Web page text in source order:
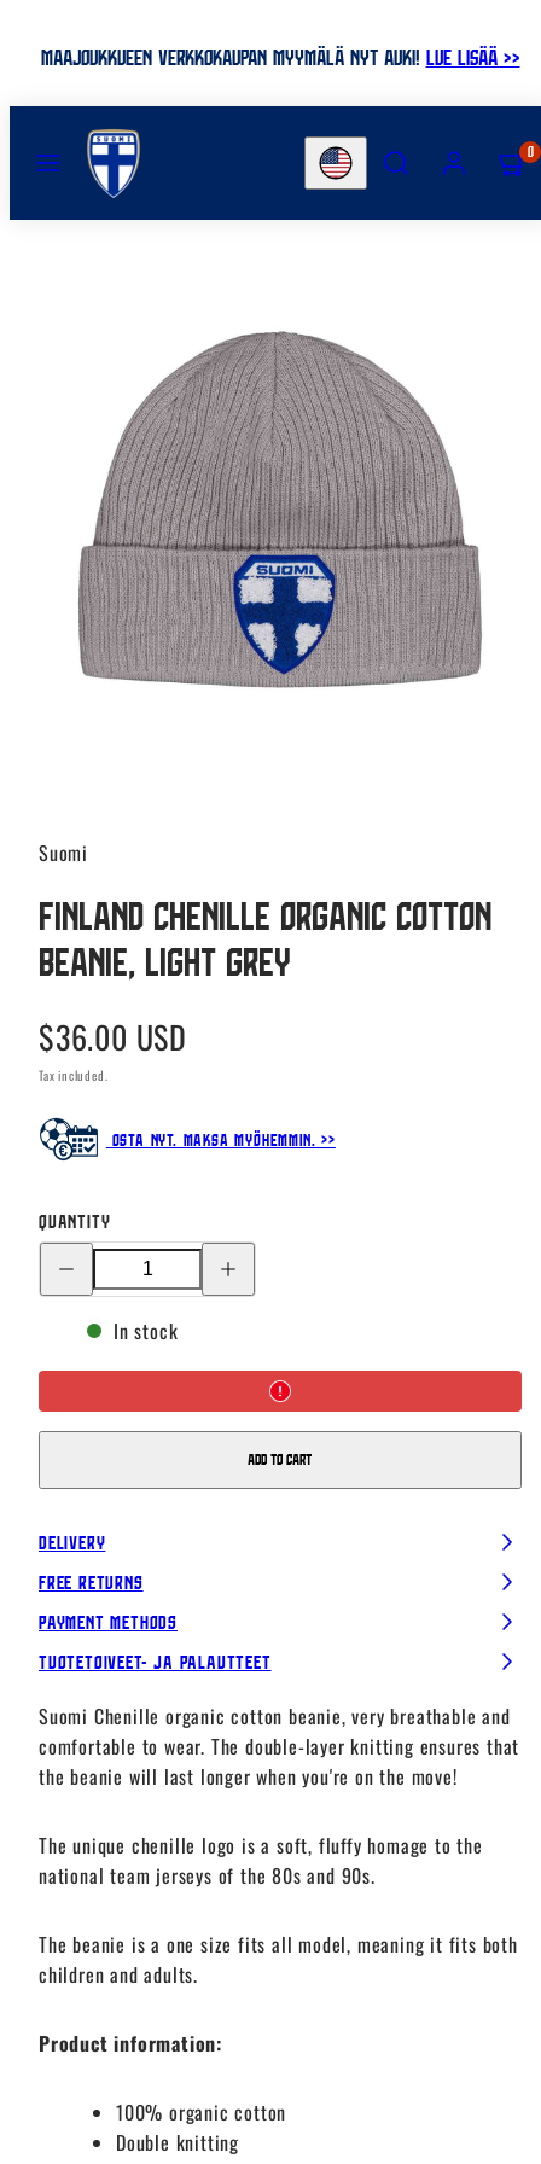
MAAJOUKKUEEN VERKKOKAUPAN MYYMÄLÄ NYT AUKI! LUE LISÄÄ >>
MENU
Country/region
SEARCH ACCOUNTVIEW
MY
CART
0
Suomi
Finland Chenille organic cotton
beanie, Light grey
Regular
price
$36.00 USD
Tax included.
Osta nyt. Maksa myöhemmin. >>
Quantity
Decrease
quantity
Chenille
organic
grey
quantity
grey
In stock
Add to cart
Delivery
Free Returns
Payment Methods
Tuotetoiveet- ja palautteet
Suomi Chenille organic cotton beanie, very breathable and
comfortable to wear. The double-layer knitting ensures that
the beanie will last longer when you're on the move!
The unique chenille logo is a soft, fluffy homage to the
national team jerseys of the 80s and 90s.
The beanie is a one size fits all model, meaning it fits both
children and adults.
Product information:
100% organic cotton
Double knitting